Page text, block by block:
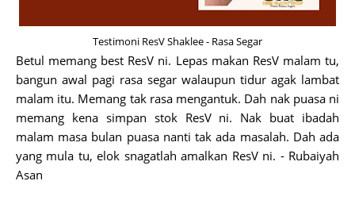
Testimoni ResV Shaklee - Rasa Segar
Betul memang best ResV ni. Lepas makan ResV malam tu,
bangun awal pagi rasa segar walaupun tidur agak lambat
malam itu. Memang tak rasa mengantuk. Dah nak puasa ni
memang kena simpan stok ResV ni. Nak buat ibadah
malam masa bulan puasa nanti tak ada masalah. Dah ada
yang mula tu, elok snagatlah amalkan ResV ni. - Rubaiyah
Asan